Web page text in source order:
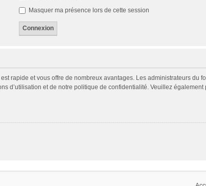
Masquer ma présence lors de cette session
rapide et vous offre de nombreux avantages. Les administrateurs
d’utilisation et de notre politique de confidentialité. Veuillez